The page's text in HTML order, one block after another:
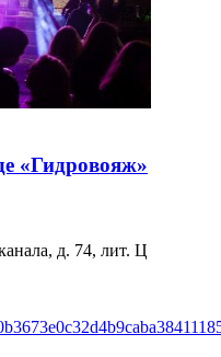
«Гидровояж»
д. 74, лит. Ц